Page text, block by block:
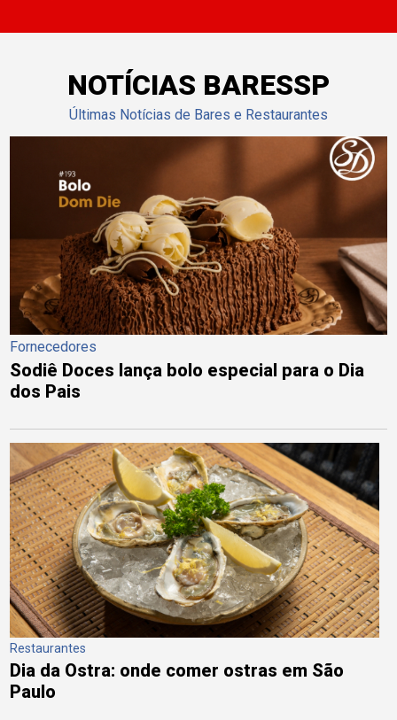
NOTÍCIAS BARESSP
Últimas Notícias de Bares e Restaurantes
Fornecedores
Sodiê Doces lança bolo especial para o Dia
dos Pais
Restaurantes
Dia da Ostra: onde comer ostras em São
Paulo